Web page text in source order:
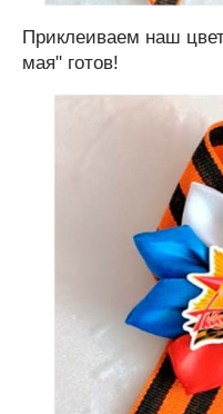
Приклеиваем наш
мая" готов!